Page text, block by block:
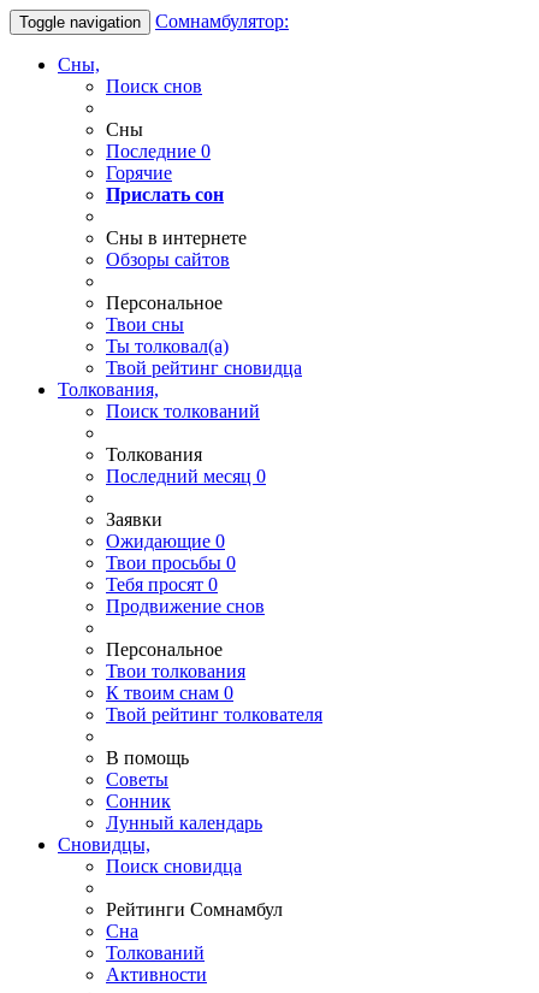
Toggle navigation Сомнамбулятор:
Сны,
Поиск снов
Сны
Последние 0
Горячие
Прислать сон
Сны в интернете
Обзоры сайтов
Персональное
Твои сны
Ты толковал(а)
Твой рейтинг сновидца
Толкования,
Поиск толкований
Толкования
Последний месяц 0
Заявки
Ожидающие 0
Твои просьбы 0
Тебя просят 0
Продвижение снов
Персональное
Твои толкования
К твоим снам 0
Твой рейтинг толкователя
В помощь
Советы
Сонник
Лунный календарь
Сновидцы,
Поиск сновидца
Рейтинги Сомнамбул
Сна
Толкований
Активности